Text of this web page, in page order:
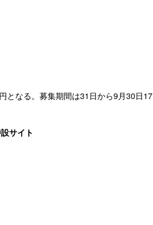
となる。募集期間は31日から9月30日17
サイト